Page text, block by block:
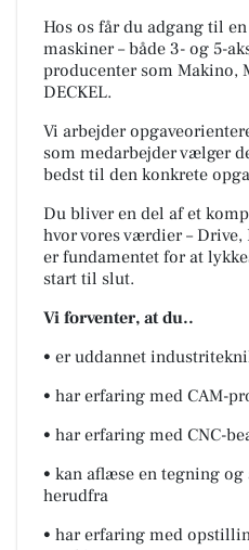
Hos os får du adgang til
maskiner – både 3- og 5-
producenter som Makino,
DECKEL.
Vi arbejder
som medarbejder vælger
bedst til den konkrete
Du bliver en del af et
hvor vores værdier –
er fundamentet for at
start til slut.
Vi forventer, at du..
• er uddannet
• har erfaring med CAM-
• har erfaring med CNC-
• kan aflæse en tegning
herudfra
• har erfaring med